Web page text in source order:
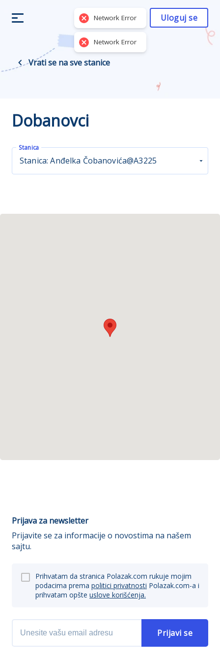
Network Error
Network Error
Uloguj se
Vrati se na sve stanice
Dobanovci
Stanica
Stanica: Anđelka Čobanovića@A3225
Prijava za newsletter
Prijavite se za informacije o novostima na našem
sajtu.
Prihvatam da stranica Polazak.com rukuje mojim
podacima prema politici privatnosti Polazak.com-a i
prihvatam opšte uslove korišćenja.
Prijavi se